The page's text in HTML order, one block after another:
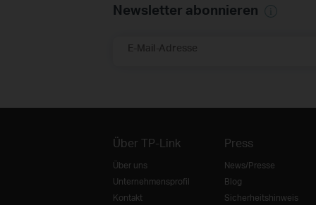
Newsletter abonnieren
E-Mail-Adresse
Über TP-Link
Über uns
Unternehmensprofil
Kontakt
Press
News/Presse
Blog
Sicherheitshinweis